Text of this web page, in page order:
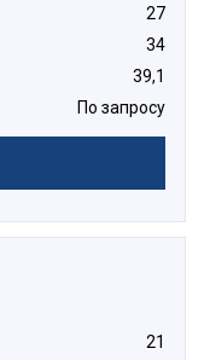
27
34
39,1
По запросу
21